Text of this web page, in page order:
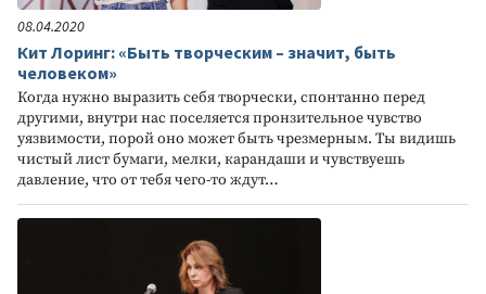
08.04.2020
Кит Лоринг: «Быть творческим – значит, быть
человеком»
Когда нужно выразить себя творчески, спонтанно перед
другими, внутри нас поселяется пронзительное чувство
уязвимости, порой оно может быть чрезмерным. Ты видишь
чистый лист бумаги, мелки, карандаши и чувствуешь
давление, что от тебя чего-то ждут…